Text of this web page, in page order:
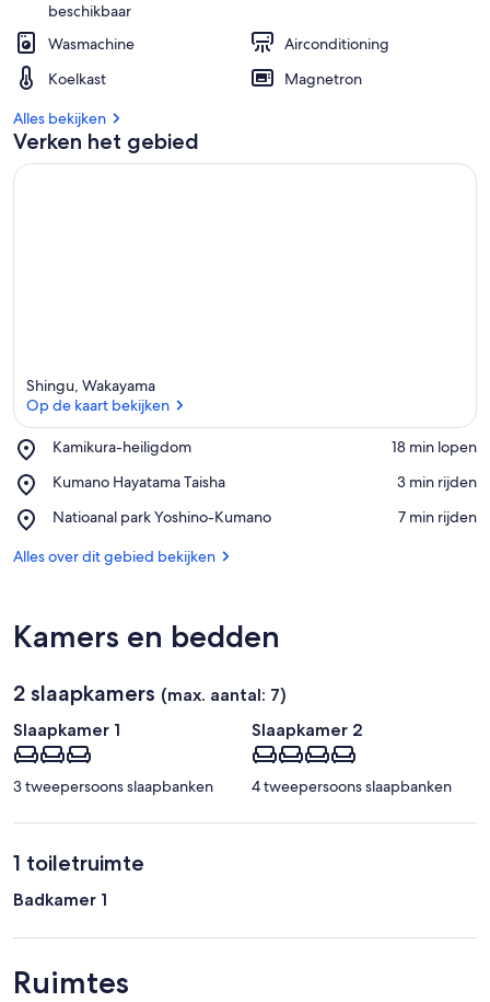
beschikbaar
Wasmachine
Airconditioning
Koelkast
Magnetron
Alles bekijken
Verken het gebied
Shingu, Wakayama
Op de kaart bekijken
Kamikura-heiligdom
Place,
heiligdom
‪18 min lopen‬
Kumano Hayatama Taisha
Place,
Hayatama
‪3 min rijden‬
Natioanal park Yoshino-Kumano
Place,
park
‪7 min rijden‬
Alles over dit gebied bekijken
Kamers en bedden
2 slaapkamers (max. aantal: 7)
Slaapkamer 1
3 tweepersoons slaapbanken
Slaapkamer 2
4 tweepersoons slaapbanken
1 toiletruimte
Badkamer 1
Ruimtes